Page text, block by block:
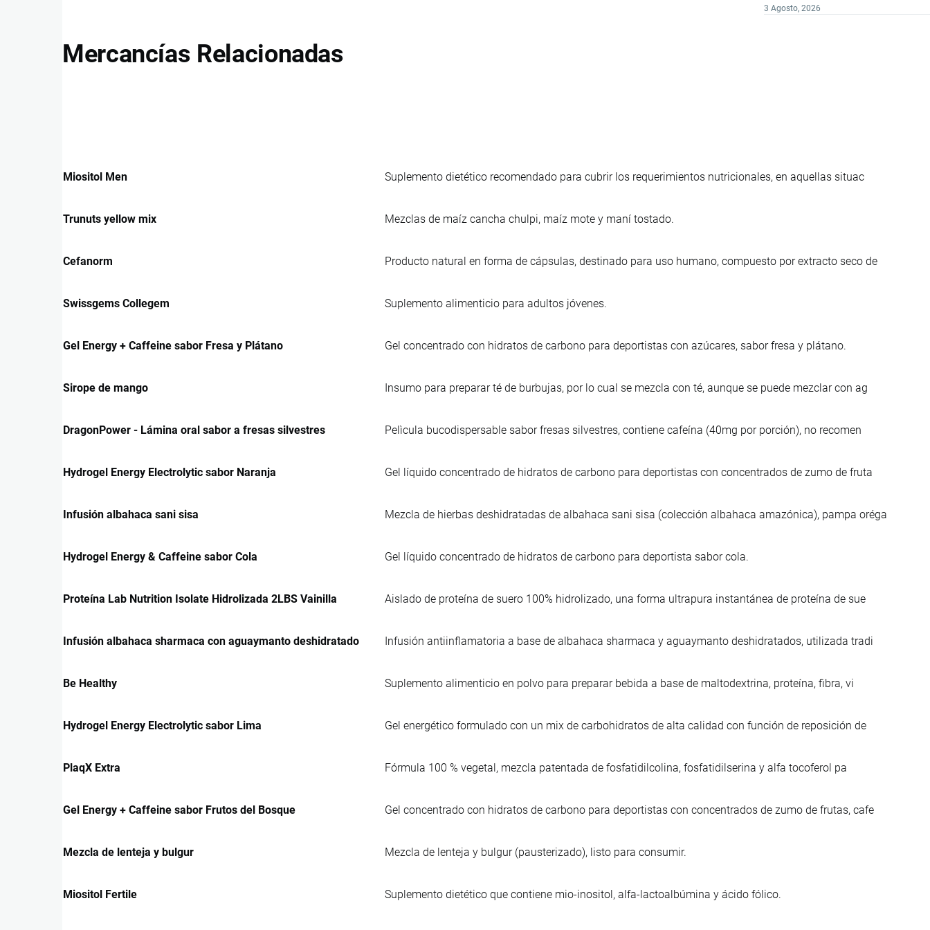
3 Agosto, 2026
Mercancías Relacionadas
Miositol Men Suplemento dietético recomendado para cubrir los requerimientos nutricionales, en aquellas situac
Trunuts yellow mix Mezclas de maíz cancha chulpi, maíz mote y maní tostado.
Cefanorm Producto natural en forma de cápsulas, destinado para uso humano, compuesto por extracto seco de
Swissgems Collegem Suplemento alimenticio para adultos jóvenes.
Gel Energy + Caffeine sabor Fresa y Plátano Gel concentrado con hidratos de carbono para deportistas con azúcares, sabor fresa y plátano.
Sirope de mango Insumo para preparar té de burbujas, por lo cual se mezcla con té, aunque se puede mezclar con ag
DragonPower - Lámina oral sabor a fresas silvestres Pelìcula bucodispersable sabor fresas silvestres, contiene cafeína (40mg por porción), no recomen
Hydrogel Energy Electrolytic sabor Naranja Gel líquido concentrado de hidratos de carbono para deportistas con concentrados de zumo de fruta
Infusión albahaca sani sisa Mezcla de hierbas deshidratadas de albahaca sani sisa (colección albahaca amazónica), pampa oréga
Hydrogel Energy & Caffeine sabor Cola Gel líquido concentrado de hidratos de carbono para deportista sabor cola.
Proteína Lab Nutrition Isolate Hidrolizada 2LBS Vainilla Aislado de proteína de suero 100% hidrolizado, una forma ultrapura instantánea de proteína de sue
Infusión albahaca sharmaca con aguaymanto deshidratado Infusión antiinflamatoria a base de albahaca sharmaca y aguaymanto deshidratados, utilizada tradi
Be Healthy Suplemento alimenticio en polvo para preparar bebida a base de maltodextrina, proteína, fibra, vi
Hydrogel Energy Electrolytic sabor Lima Gel energético formulado con un mix de carbohidratos de alta calidad con función de reposición de
PlaqX Extra Fórmula 100 % vegetal, mezcla patentada de fosfatidilcolina, fosfatidilserina y alfa tocoferol pa
Gel Energy + Caffeine sabor Frutos del Bosque Gel concentrado con hidratos de carbono para deportistas con concentrados de zumo de frutas, cafe
Mezcla de lenteja y bulgur Mezcla de lenteja y bulgur (pausterizado), listo para consumir.
Miositol Fertile Suplemento dietético que contiene mio-inositol, alfa-lactoalbúmina y ácido fólico.